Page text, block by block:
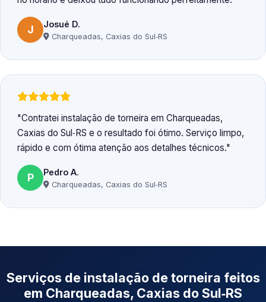
J Josué D.
Charqueadas, Caxias do Sul‑RS
Contratei instalação de torneira em Charqueadas,
Caxias do Sul‑RS e o resultado foi ótimo. Serviço limpo,
rápido e com ótima atenção aos detalhes técnicos.
P Pedro A.
Charqueadas, Caxias do Sul‑RS
Serviços de instalação de torneira feitos
em Charqueadas, Caxias do Sul‑RS